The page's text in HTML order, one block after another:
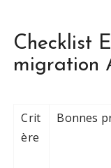
Checklist
migration
Crit
ère
Bonnes